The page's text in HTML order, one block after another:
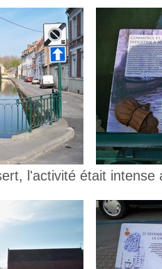
l'activité était intense